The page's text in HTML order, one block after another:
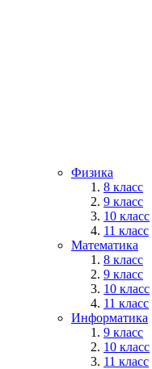
Физика
8 класс
9 класс
10 класс
11 класс
Математика
8 класс
9 класс
10 класс
11 класс
Информатика
9 класс
10 класс
11 класс